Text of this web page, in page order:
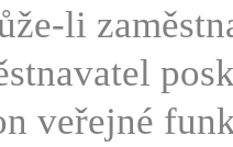
li
veřejné